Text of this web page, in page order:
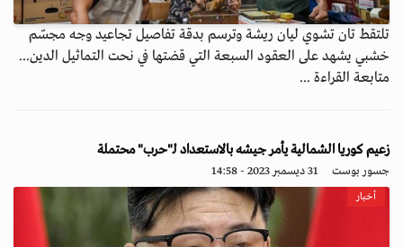
تلتقط تان تشوي ليان ريشة وترسم بدقة تفاصيل تجاعيد وجه مجسّم
خشبي يشهد على العقود السبعة التي قضتها في نحت التماثيل الدين...
متابعة القراءة ...
زعيم كوريا الشمالية يأمر جيشه بالاستعداد لـ"حرب" محتملة
جسور بوست 31 ديسمبر 2023 - 14:58
أخبار